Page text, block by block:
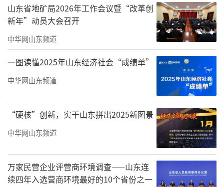
排查与治理、特种设备安全管理、生产场所安
全条件、安全设施与应急装备、应急救援准
备、规章制度与执行情况等内容。针对检查中
发现的问题隐患，与企业负责人、安全管理人
员进行现场交流反馈，并提出整改建议，要求
企业对问题限期整改，及时消除隐患，督促企
业守牢安全底线。
经济开发区应急管理部副部长宋英杰表
示：“为做好区内的安全生产服务保障工作，
我们将持续对区内重点企业、行业、领域进行
安全生产检查，进一步压实企业主体责任，提
山东省地矿局2026年工作会议暨“改革创
新年”动员大会召开
中华网山东频道
一图读懂2025年山东经济社会“成绩单”
中华网山东频道
“硬核”创新，实干山东拼出2025新图景
中华网山东频道
万家民营企业评营商环境调查——山东连
续四年入选营商环境最好的10个省份之一